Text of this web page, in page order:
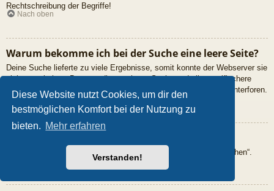
Diese Website nutzt Cookies, um dir den
bestmöglichen Komfort bei der Nutzung zu
bieten. Mehr erfahren
Verstanden!
Rechtschreibung der Begriffe!
Nach oben
Warum bekomme ich bei der Suche eine leere Seite?
Deine Suche lieferte zu viele Ergebnisse, somit konnte der Webserver sie
nicht verarbeiten. Benutze die erweiterte Suche und gib spezifischere
Suchbegriffe ein oder beschränke die Suche auf verschiedene Unterforen.
Nach oben
Gehe zur Mitgliederliste und klicke auf „Nach einem Mitglied suchen“.